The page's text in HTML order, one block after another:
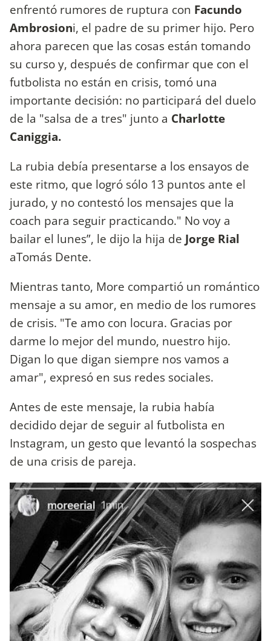
enfrentó rumores de ruptura con Facundo
Ambrosioni, el padre de su primer hijo. Pero
ahora parecen que las cosas están tomando
su curso y, después de confirmar que con el
futbolista no están en crisis, tomó una
importante decisión: no participará del duelo
de la "salsa de a tres" junto a Charlotte
Caniggia.
La rubia debía presentarse a los ensayos de
este ritmo, que logró sólo 13 puntos ante el
jurado, y no contestó los mensajes que la
coach para seguir practicando." No voy a
bailar el lunes”, le dijo la hija de Jorge Rial
aTomás Dente.
Mientras tanto, More compartió un romántico
mensaje a su amor, en medio de los rumores
de crisis. "Te amo con locura. Gracias por
darme lo mejor del mundo, nuestro hijo.
Digan lo que digan siempre nos vamos a
amar", expresó en sus redes sociales.
Antes de este mensaje, la rubia había
decidido dejar de seguir al futbolista en
Instagram, un gesto que levantó la sospechas
de una crisis de pareja.